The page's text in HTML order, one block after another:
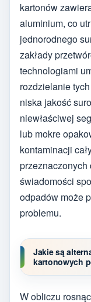
kartonów
aluminium, co
jednorodnego
zakłady
technologiami
rozdzielanie
niska jakość
niewłaściwej
lub mokre
kontaminacji
świadomości
odpadów może
problemu.
Jakie są
kartonowych
W obliczu